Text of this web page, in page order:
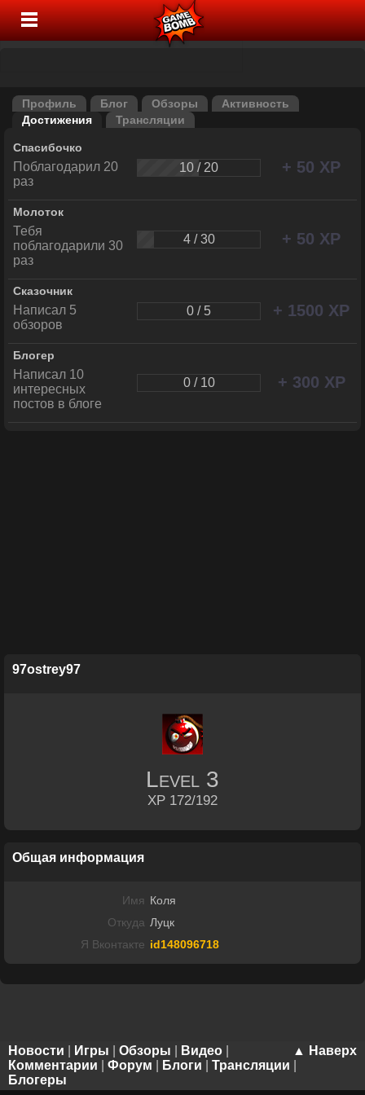
Профиль Блог Обзоры
Активность
Достижения
Трансляции
Спасибочко
Поблагодарил 20
раз
10 / 20 + 50 XP
Молоток
Тебя
поблагодарили 30
раз
4 / 30 + 50 XP
Сказочник
Написал 5
обзоров
0 / 5 + 1500 XP
Блогер
Написал 10
интересных
постов в блоге
0 / 10 + 300 XP
97ostrey97
Level 3
XP 172/192
Общая информация
Имя Коля
Откуда Луцк
Я Вконтакте id148096718
▲ Наверх
Новости Игры Обзоры Видео
Комментарии
Форум Блоги Трансляции
Блогеры